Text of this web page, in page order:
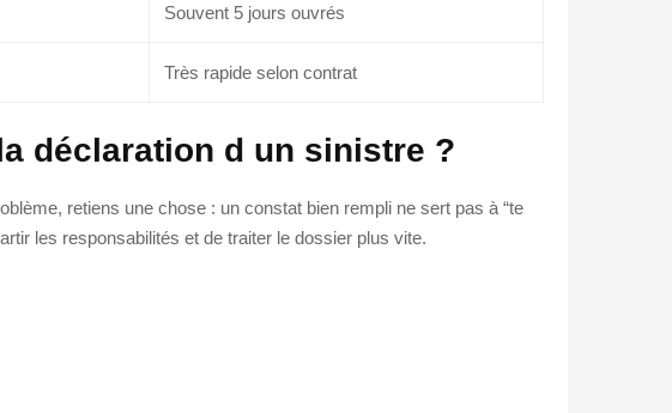
Souvent 5 jours ouvrés
Très rapide selon contrat
déclaration d un sinistre ?
retiens une chose : un constat bien rempli ne sert pas à “te
les responsabilités et de traiter le dossier plus vite.